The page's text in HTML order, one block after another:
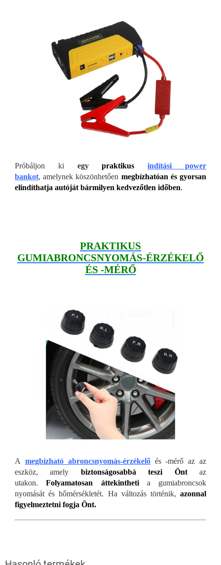
Próbáljon ki egypraktikus
indítási power
bankot, amelynek köszönhetően megbízhatóan és gyorsan
elindíthatja autóját bármilyen kedvezőtlen időben.
PRAKTIKUS
GUMIABRONCSNYOMÁS-ÉRZÉKELŐ
ÉS -MÉRŐ
A megbízható abroncsnyomás-érzékelőés -mérő az az
eszköz, amely biztonságosabbá teszi Öntaz
utakon.Folyamatosan áttekinthetia gumiabroncsok
nyomását és hőmérsékletét. Ha változás történik, azonnal
figyelmeztetni fogja Önt.